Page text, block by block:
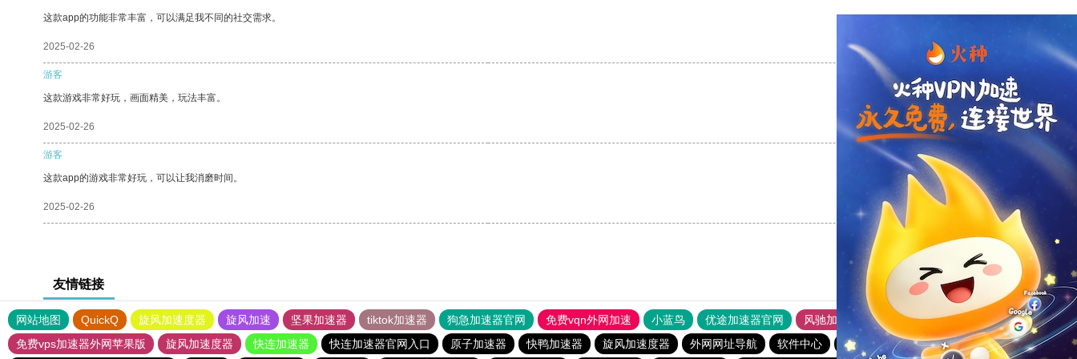
这款app的功能非常丰富，可以满足我不同的社交需求。
2025-02-26 支持
游客
这款游戏非常好玩，画面精美，玩法丰富。
2025-02-26 支持[0] 反对[0]
游客
这款app的游戏非常好玩，可以让我消磨时间。
2025-02-26 支持[0] 反对[0]
友情链接
网站地图 QuickQ 旋风加速度器 旋风加速 坚果加速器 tiktok加速器 狗急加速器官网 免费vqn外网加速 小蓝鸟 优途加速器官网 风驰加速器
旋风加速器
免费vps加速器外网苹果版
旋风加速度器 快连加速器 快连加速器官网入口 原子加速器 快鸭加速器 旋风加速度器 外网网址导航 软件中心 雷霆加速 狂飙加速器 哔咔漫画